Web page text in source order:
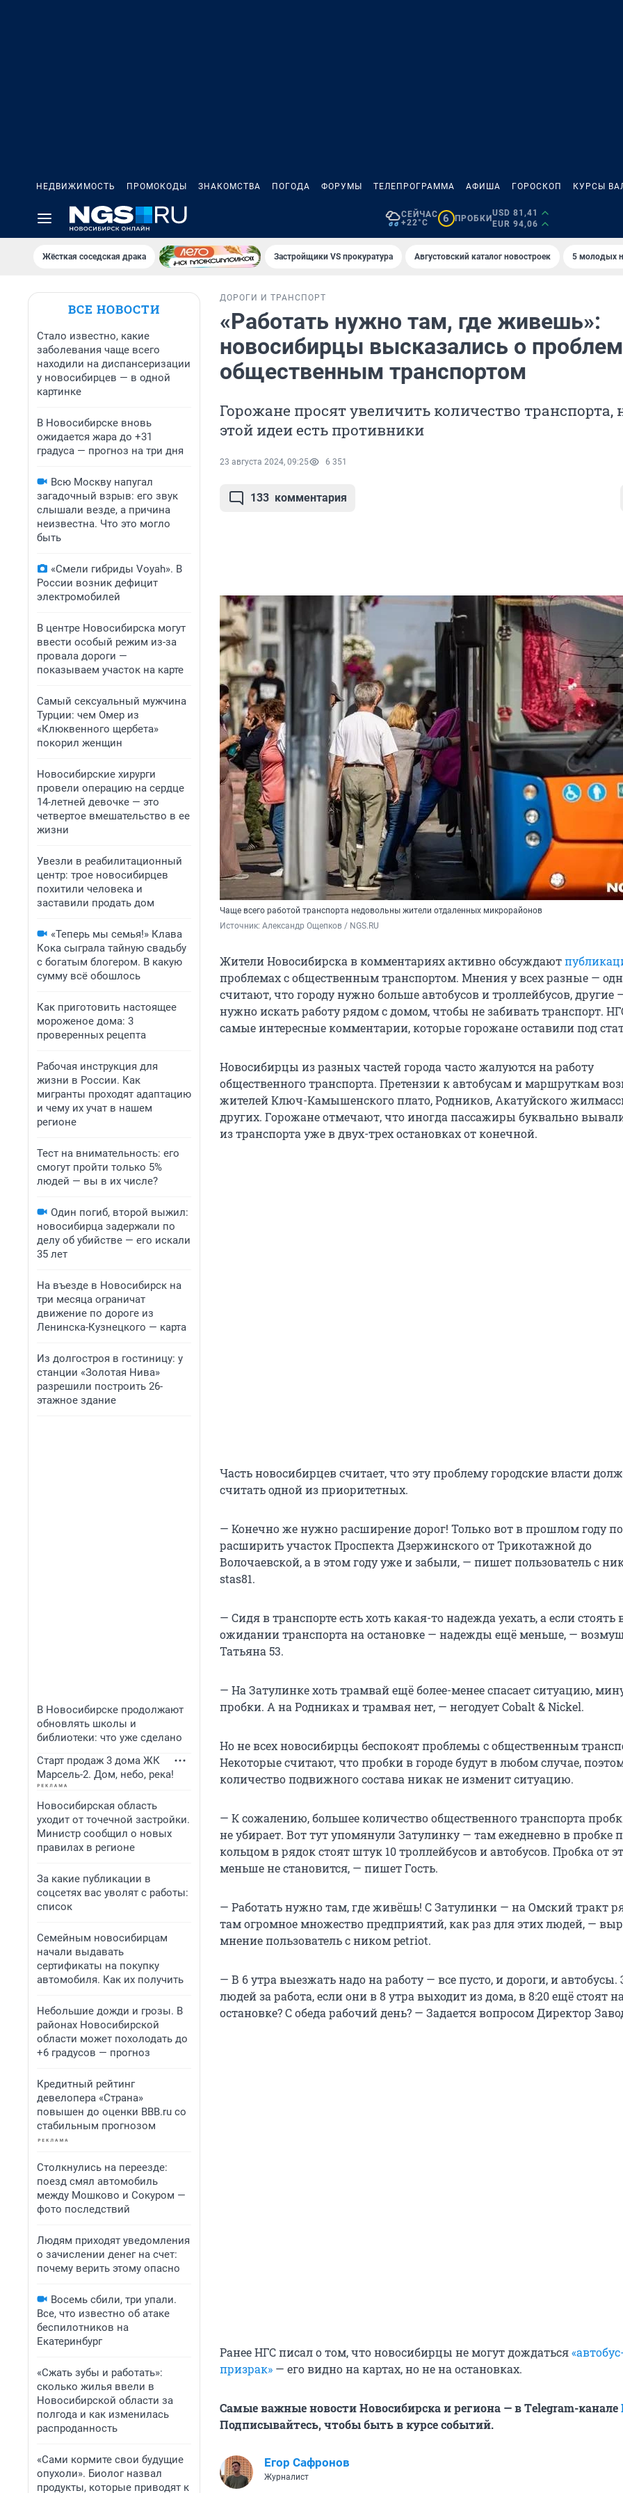
НЕДВИЖИМОСТЬ ПРОМОКОДЫ ЗНАКОМСТВА ПОГОДА ФОРУМЫ ТЕЛЕПРОГРАММА АФИША ГОРОСКОП КУРСЫ
СЕЙЧАС
+22°C
6 ПРОБКИ
USD 81,41
EUR 94,06
Жёсткая соседская драка Застройщики VS прокуратура Августовский каталог новостроек 5 молодых
ВСЕ НОВОСТИ
Стало известно, какие
заболевания чаще всего
находили на диспансеризации
у новосибирцев — в одной
картинке
В Новосибирске вновь
ожидается жара до +31
градуса — прогноз на три дня
Всю Москву напугал
загадочный взрыв: его звук
слышали везде, а причина
неизвестна. Что это могло
быть
«Смели гибриды Voyah». В
России возник дефицит
электромобилей
В центре Новосибирска могут
ввести особый режим из-за
провала дороги —
показываем участок на карте
Самый сексуальный мужчина
Турции: чем Омер из
«Клюквенного щербета»
покорил женщин
Новосибирские хирурги
провели операцию на сердце
14-летней девочке — это
четвертое вмешательство в ее
жизни
Увезли в реабилитационный
центр: трое новосибирцев
похитили человека и
заставили продать дом
«Теперь мы семья!» Клава
Кока сыграла тайную свадьбу
с богатым блогером. В какую
сумму всё обошлось
Как приготовить настоящее
мороженое дома: 3
проверенных рецепта
Рабочая инструкция для
жизни в России. Как
мигранты проходят адаптацию
и чему их учат в нашем
регионе
Тест на внимательность: его
смогут пройти только 5%
людей — вы в их числе?
Один погиб, второй выжил:
новосибирца задержали по
делу об убийстве — его искали
35 лет
На въезде в Новосибирск на
три месяца ограничат
движение по дороге из
Ленинска-Кузнецкого — карта
Из долгостроя в гостиницу: у
станции «Золотая Нива»
разрешили построить 26-
этажное здание
В Новосибирске продолжают
обновлять школы и
библиотеки: что уже сделано
Старт продаж 3 дома ЖК
Марсель-2. Дом, небо, река!
Новосибирская область
уходит от точечной застройки.
Министр сообщил о новых
правилах в регионе
За какие публикации в
соцсетях вас уволят с работы:
список
Семейным новосибирцам
начали выдавать
сертификаты на покупку
автомобиля. Как их получить
Небольшие дожди и грозы. В
районах Новосибирской
области может похолодать до
+6 градусов — прогноз
Кредитный рейтинг
девелопера «Страна»
повышен до оценки BBB.ru со
стабильным прогнозом
Столкнулись на переезде:
поезд смял автомобиль
между Мошково и Сокуром —
фото последствий
Людям приходят уведомления
о зачислении денег на счет:
почему верить этому опасно
Восемь сбили, три упали.
Все, что известно об атаке
беспилотников на
Екатеринбург
«Сжать зубы и работать»:
сколько жилья ввели в
Новосибирской области за
полгода и как изменилась
распроданность
«Сами кормите свои будущие
опухоли». Биолог назвал
продукты, которые приводят к
ДОРОГИ И ТРАНСПОРТ
«Работать нужно там, где живешь»:
новосибирцы высказались о
общественным транспортом
Горожане просят увеличить количество транспорта,
этой идеи есть противники
23 августа 2024, 09:25 6 351
133 комментария
Чаще всего работой транспорта недовольны жители отдаленных микрорайонов
Источник: Александр Ощепков / NGS.RU
Жители Новосибирска в комментариях активно обсуждают
проблемах с общественным транспортом. Мнения у всех разные —
считают, что городу нужно больше автобусов и троллейбусов, другие
нужно искать работу рядом с домом, чтобы не забивать транспорт.
самые интересные комментарии, которые горожане оставили под
Новосибирцы из разных частей города часто жалуются на работу
общественного транспорта. Претензии к автобусам и маршруткам
жителей Ключ-Камышенского плато, Родников, Акатуйского
других. Горожане отмечают, что иногда пассажиры буквально
из транспорта уже в двух-трех остановках от конечной.
Часть новосибирцев считает, что эту проблему городские власти
считать одной из приоритетных.
— Конечно же нужно расширение дорог! Только вот в прошлом году
расширить участок Проспекта Дзержинского от Трикотажной до
Волочаевской, а в этом году уже и забыли, — пишет пользователь с
stas81.
— Сидя в транспорте есть хоть какая-то надежда уехать, а если стоять
ожидании транспорта на остановке — надежды ещё меньше, —
Татьяна 53.
— На Затулинке хоть трамвай ещё более-менее спасает ситуацию,
пробки. А на Родниках и трамвая нет, — негодует Cobalt & Nickel.
Но не всех новосибирцы беспокоят проблемы с общественным
Некоторые считают, что пробки в городе будут в любом случае,
количество подвижного состава никак не изменит ситуацию.
— К сожалению, большее количество общественного транспорта
не убирает. Вот тут упомянули Затулинку — там ежедневно в пробке
кольцом в рядок стоят штук 10 троллейбусов и автобусов. Пробка от
меньше не становится, — пишет Гость.
— Работать нужно там, где живёшь! С Затулинки — на Омский тракт
там огромное множество предприятий, как раз для этих людей, —
мнение пользователь с ником petriot.
— В 6 утра выезжать надо на работу — все пусто, и дороги, и автобусы.
людей за работа, если они в 8 утра выходит из дома, в 8:20 ещё стоят на
остановке? С обеда рабочий день? — Задается вопросом Директор
Ранее НГС писал о том, что новосибирцы не могут дождаться«автобус-
призрак» — его видно на картах, но не на остановках.
Самые важные новости Новосибирска и региона — в Тelegram-канале
Подписывайтесь, чтобы быть в курсе событий.
Егор Сафронов
Журналист